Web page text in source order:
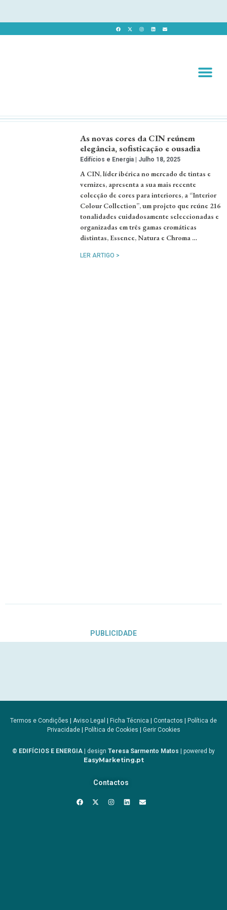
As novas cores da CIN reúnem
elegância, sofisticação e ousadia
Edifícios e Energia Julho 18, 2025
A CIN, líder ibérica no mercado de tintas e
vernizes, apresenta a sua mais recente
colecção de cores para interiores, a “Interior
Colour Collection”, um projeto que reúne 216
tonalidades cuidadosamente seleccionadas e
organizadas em três gamas cromáticas
distintas, Essence, Natura e Chroma …
LER ARTIGO >
PUBLICIDADE
Termos e Condições | Aviso Legal | Ficha Técnica | Contactos | Política de
Privacidade| Política de Cookies | Gerir Cookies
© EDIFÍCIOS E ENERGIA | design Teresa Sarmento Matos | powered by
EasyMarketing.pt
Contactos